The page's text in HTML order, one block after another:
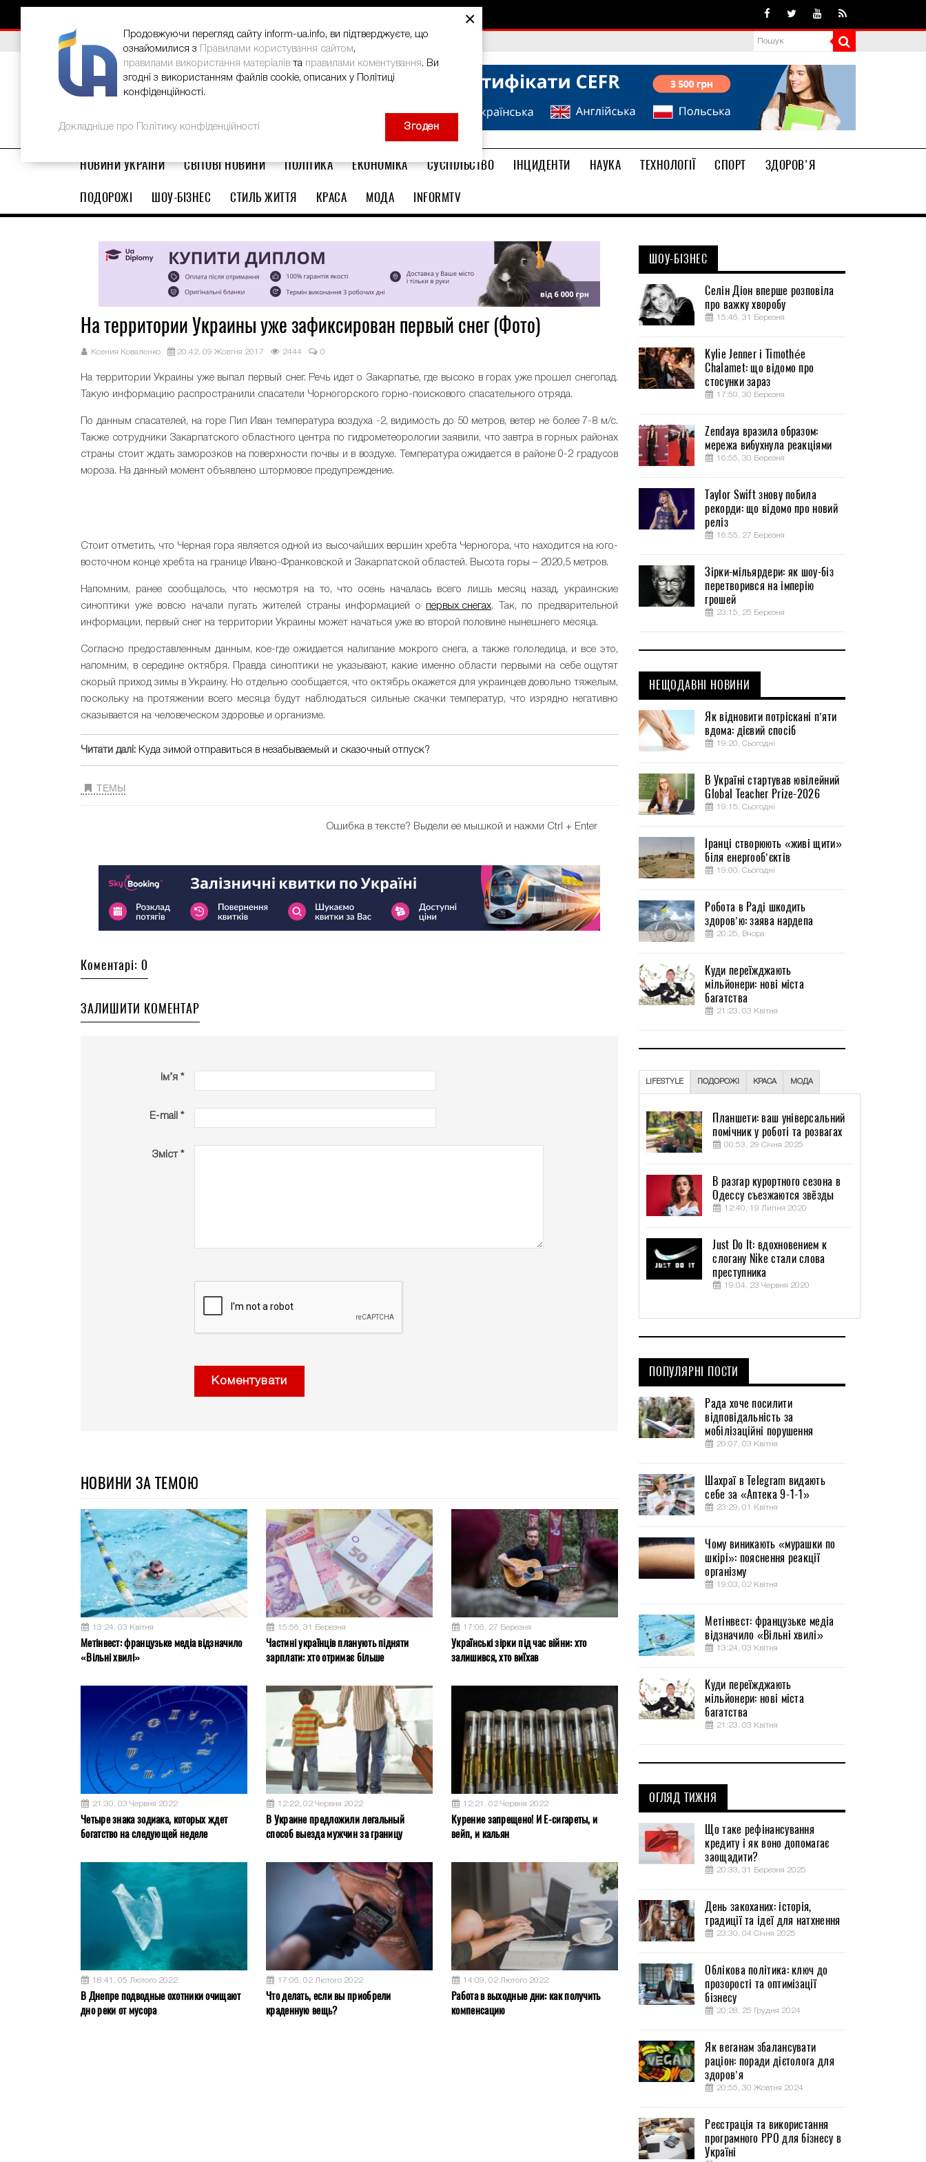
ВИБІР РЕДАКЦІЇ В Україні стартував ювілейний Global Teacher Prize-2026
НОВИНИ УКРАЇНИ СВІТОВІ НОВИНИ ПОЛІТИКА ЕКОНОМІКА СУСПІЛЬСТВО ІНЦИДЕНТИ НАУКА ТЕХНОЛОГІЇ СПОРТ
ЗДОРОВ'Я
ПОДОРОЖІ
ШОУ-БІЗНЕС СТИЛЬ ЖИТТЯ КРАСА МОДА INFORMTV
На территории Украины уже зафиксирован первый снег (Фото)
Ксения Коваленко 20:42, 09 Жовтня 2017 2444 0
На территории Украины уже выпал первый снег. Речь идет о Закарпатье, где высоко в горах уже прошел снегопад.
Такую информацию распространили спасатели Чорногорского горно-поискового спасательного отряда.
По данным спасателей, на горе Пип Иван температура воздуха -2, видимость до 50 метров, ветер не более 7-8 м/с.
Также сотрудники Закарпатского областного центра по гидрометеорологии заявили, что завтра в горных районах
страны стоит ждать заморозков на поверхности почвы и в воздухе. Температура ожидается в районе 0-2 градусов
мороза. На данный момент объявлено штормовое предупреждение.
Стоит отметить, что Черная гора является одной из высочайших вершин хребта Черногора, что находится на юго-
восточном конце хребта на границе Ивано-Франковской и Закарпатской областей. Высота горы – 2020,5 метров.
Напомним, ранее сообщалось, что несмотря на то, что осень началась всего лишь месяц назад, украинские
синоптики уже вовсю начали пугать жителей страны информацией о первых снегах. Так, по предварительной
информации, первый снег на территории Украины может начаться уже во второй половине нынешнего месяца.
Согласно предоставленным данным, кое-где ожидается налипание мокрого снега, а также гололедица, и все это,
напомним, в середине октября. Правда синоптики не указывают, какие именно области первыми на себе ощутят
скорый приход зимы в Украину. Но отдельно сообщается, что октябрь окажется для украинцев довольно тяжелым,
поскольку на протяжении всего месяца будут наблюдаться сильные скачки температур, что изрядно негативно
сказывается на человеческом здоровье и организме.
Читати далі: Куда зимой отправиться в незабываемый и сказочный отпуск?
ТЕМЫ
Ошибка в тексте? Выдели ее мышкой и нажми Ctrl + Enter
Коментарі: 0
ЗАЛИШИТИ КОМЕНТАР
Ім’я *
E-mail *
Зміст *
Коментувати
НОВИНИ ЗА ТЕМОЮ
13:24, 03 Квітня
Метінвест: французьке медіа відзначило
«Вільні хвилі»
15:56, 31 Березня
Частині українців планують підняти
зарплати: хто отримає більше
17:06, 27 Березня
Українські зірки під час війни: хто
залишився, хто виїхав
21:30, 03 Червня 2022
Четыре знака зодиака, которых ждет
богатство на следующей неделе
12:22, 02 Червня 2022
В Украине предложили легальный
способ выезда мужчин за границу
12:21, 02 Червня 2022
Курение запрещено! И Е-сигареты, и
вейп, и кальян
18:41, 05 Лютого 2022
В Днепре подводные охотники очищают
дно реки от мусора
17:06, 02 Лютого 2022
Что делать, если вы приобрели
краденную вещь?
14:09, 02 Лютого 2022
Работа в выходные дни: как получить
компенсацию
ШОУ-БІЗНЕС
Селін Діон вперше розповіла
про важку хворобу
15:46, 31 Березня
Kylie Jenner і Timothée
Chalamet: що відомо про
стосунки зараз
17:50, 30 Березня
Zendaya вразила образом:
мережа вибухнула реакціями
16:55, 30 Березня
Taylor Swift знову побила
рекорди: що відомо про новий
реліз
16:55, 27 Березня
Зірки-мільярдери: як шоу-біз
перетворився на імперію
грошей
23:15, 25 Березня
НЕЩОДАВНІ НОВИНИ
Як відновити потріскані п’яти
вдома: дієвий спосіб
19:20, Сьогодні
В Україні стартував ювілейний
Global Teacher Prize-2026
19:15, Сьогодні
Іранці створюють «живі щити»
біля енергооб’єктів
19:00, Сьогодні
Робота в Раді шкодить
здоров’ю: заява нардепа
20:25, Вчора
Куди переїжджають
мільйонери: нові міста
багатства
21:23, 03 Квітня
LIFESTYLE ПОДОРОЖІ КРАСА МОДА
Планшети: ваш універсальний
помічник у роботі та розвагах
00:53, 29 Січня 2025
В разгар курортного сезона в
Одессу съезжаются звёзды
12:40, 19 Липня 2020
Just Do It: вдохновением к
слогану Nike стали слова
преступника
19:04, 23 Червня 2020
ПОПУЛЯРНІ ПОСТИ
Рада хоче посилити
відповідальність за
мобілізаційні порушення
20:07, 03 Квітня
Шахраї в Telegram видають
себе за «Аптека 9-1-1»
23:29, 01 Квітня
Чому виникають «мурашки по
шкірі»: пояснення реакції
організму
19:03, 02 Квітня
Метінвест: французьке медіа
відзначило «Вільні хвилі»
13:24, 03 Квітня
Куди переїжджають
мільйонери: нові міста
багатства
21:23, 03 Квітня
ОГЛЯД ТИЖНЯ
Що таке рефінансування
кредиту і як воно допомагає
заощадити?
20:33, 31 Березня 2025
День закоханих: історія,
традиції та ідеї для натхнення
23:30, 04 Січня 2025
Облікова політика: ключ до
прозорості та оптимізації
бізнесу
20:28, 25 Грудня 2024
Як веганам збалансувати
раціон: поради дієтолога для
здоров’я
20:55, 30 Жовтня 2024
Реєстрація та використання
програмного РРО для бізнесу в
Україні
×
Продовжуючи перегляд сайту inform-ua.info, ви підтверджуєте, що
ознайомилися з
Правилами користування сайтом,
правилами використання матеріалів та правилами коментування. Ви
згодні з використанням файлів cookie, описаних у Політиці
конфіденційності.
Докладніше про Політику конфіденційності Згоден